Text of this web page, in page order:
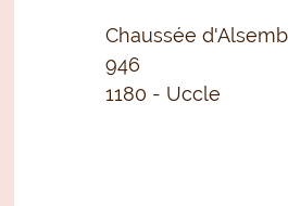
Chaussée
946
1180 - Uccle